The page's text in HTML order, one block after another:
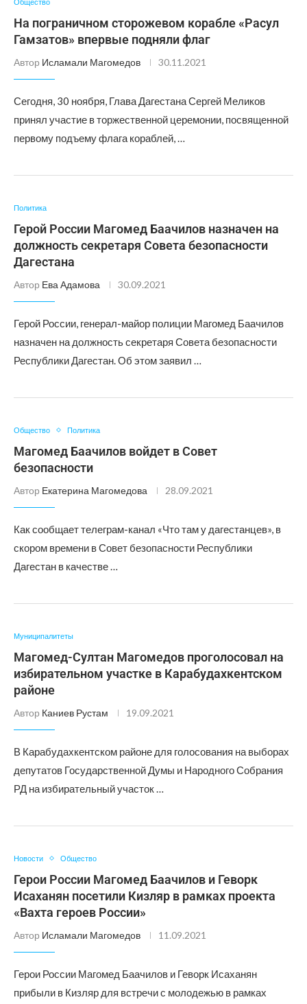
На пограничном сторожевом корабле «Расул
Гамзатов» впервые подняли флаг
Автор Исламали Магомедов 30.11.2021
Сегодня, 30 ноября, Глава Дагестана Сергей Меликов
принял участие в торжественной церемонии, посвященной
первому подъему флага кораблей, …
Политика
Герой России Магомед Баачилов назначен на
должность секретаря Совета безопасности
Дагестана
Автор Ева Адамова 30.09.2021
Герой России, генерал-майор полиции Магомед Баачилов
назначен на должность секретаря Совета безопасности
Республики Дагестан. Об этом заявил …
Общество Политика
Магомед Баачилов войдет в Совет
безопасности
Автор Екатерина Магомедова 28.09.2021
Как сообщает телеграм-канал «Что там у дагестанцев», в
скором времени в Совет безопасности Республики
Дагестан в качестве …
Муниципалитеты
Магомед-Султан Магомедов проголосовал на
избирательном участке в Карабудахкентском
районе
Автор Каниев Рустам 19.09.2021
В Карабудахкентском районе для голосования на выборах
депутатов Государственной Думы и Народного Собрания
РД на избирательный участок …
Новости Общество
Герои России Магомед Баачилов и Геворк
Исаханян посетили Кизляр в рамках проекта
«Вахта героев России»
Автор Исламали Магомедов 11.09.2021
Герои России Магомед Баачилов и Геворк Исаханян
прибыли в Кизляр для встречи с молодежью в рамках